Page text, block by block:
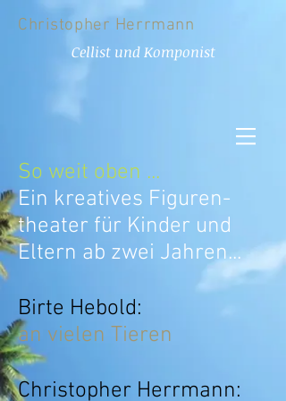
Christopher Herrmann
Cellist und Komponist
So weit oben ...
Ein kreatives Figuren-
theater für Kinder und
Eltern ab zwei Jahren...
Birte Hebold:
an vielen Tieren
Christopher Herrmann: